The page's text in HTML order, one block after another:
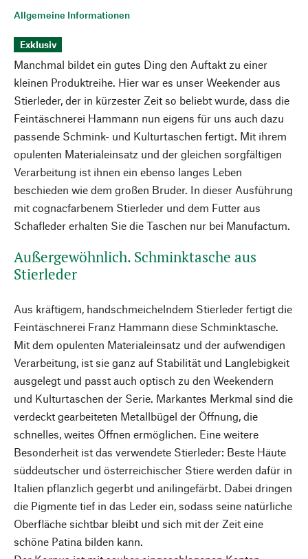
Allgemeine Informationen
Exklusiv
Manchmal bildet ein gutes Ding den Auftakt zu einer
kleinen Produktreihe. Hier war es unser Weekender aus
Stierleder, der in kürzester Zeit so beliebt wurde, dass die
Feintäschnerei Hammann nun eigens für uns auch dazu
passende Schmink- und Kulturtaschen fertigt. Mit ihrem
opulenten Materialeinsatz und der gleichen sorgfältigen
Verarbeitung ist ihnen ein ebenso langes Leben
beschieden wie dem großen Bruder. In dieser Ausführung
mit cognacfarbenem Stierleder und dem Futter aus
Schafleder erhalten Sie die Taschen nur bei Manufactum.
Außergewöhnlich. Schminktasche aus
Stierleder
Aus kräftigem, handschmeichelndem Stierleder fertigt die
Feintäschnerei Franz Hammann diese Schminktasche.
Mit dem opulenten Materialeinsatz und der aufwendigen
Verarbeitung, ist sie ganz auf Stabilität und Langlebigkeit
ausgelegt und passt auch optisch zu den Weekendern
und Kulturtaschen der Serie. Markantes Merkmal sind die
verdeckt gearbeiteten Metallbügel der Öffnung, die
schnelles, weites Öffnen ermöglichen. Eine weitere
Besonderheit ist das verwendete Stierleder: Beste Häute
süddeutscher und österreichischer Stiere werden dafür in
Italien pflanzlich gegerbt und anilingefärbt. Dabei dringen
die Pigmente tief in das Leder ein, sodass seine natürliche
Oberfläche sichtbar bleibt und sich mit der Zeit eine
schöne Patina bilden kann.